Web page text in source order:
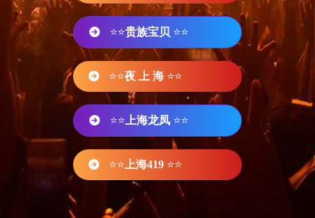
⭐⭐贵族宝贝 ⭐⭐
⭐⭐夜 上 海 ⭐⭐
⭐⭐ 上海龙凤 ⭐⭐
⭐⭐ 上海419 ⭐⭐